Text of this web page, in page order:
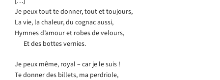
Je peux tout te donner, tout et toujours,
La vie, la chaleur, du cognac aussi,
Hymnes d’amour et robes de velours,
Et des bottes vernies.
Je peux même, royal – car je le suis !
Te donner des billets, ma perdriole,